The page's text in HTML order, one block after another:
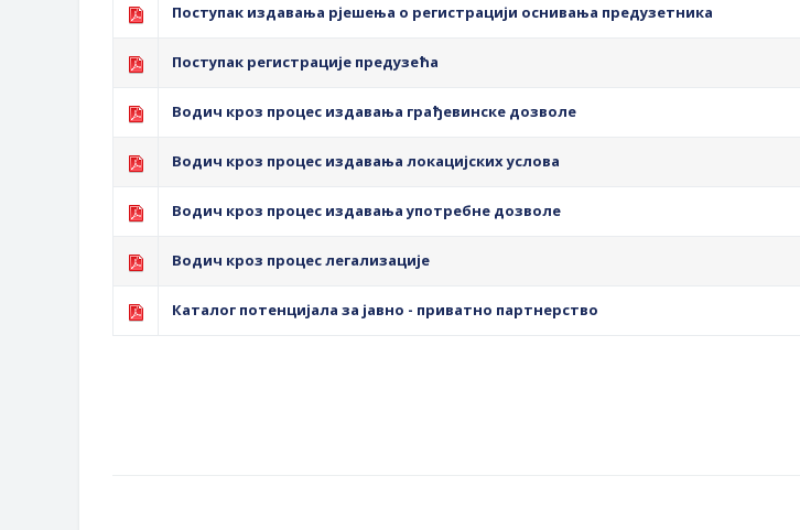
Поступак издавања рјешења о регистрацији оснивања предузетника
Поступак регистрације предузећа
Водич кроз процес издавања грађевинске дозволе
Водич кроз процес издавања локацијских услова
Водич кроз процес издавања употребне дозволе
Водич кроз процес легализације
Каталог потенцијала за јавно - приватно партнерство